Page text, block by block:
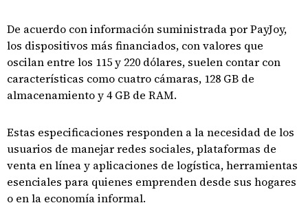
De acuerdo con información suministrada por PayJoy,
los dispositivos más financiados, con valores que
oscilan entre los 115 y 220 dólares, suelen contar con
características como cuatro cámaras, 128 GB de
almacenamiento y 4 GB de RAM.
Estas especificaciones responden a la necesidad de los
usuarios de manejar redes sociales, plataformas de
venta en línea y aplicaciones de logística, herramientas
esenciales para quienes emprenden desde sus hogares
o en la economía informal.